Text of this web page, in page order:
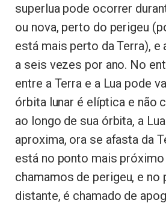
superlua pode ocorrer
ou nova, perto do perigeu
está mais perto da Terra), e
a seis vezes por ano. No
entre a Terra e a Lua pode
órbita lunar é elíptica e não
ao longo de sua órbita, a
aproxima, ora se afasta da
está no ponto mais próximo
chamamos de perigeu, e no
distante, é chamado de